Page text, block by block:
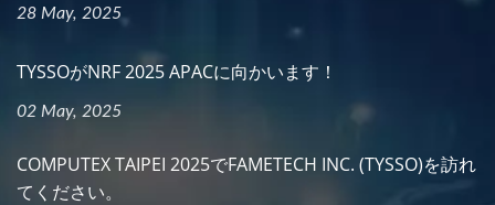
28 May, 2025
TYSSOがNRF 2025 APACに向かいます！
02 May, 2025
COMPUTEX TAIPEI 2025でFAMETECH INC. (TYSSO)を訪れ
てください。